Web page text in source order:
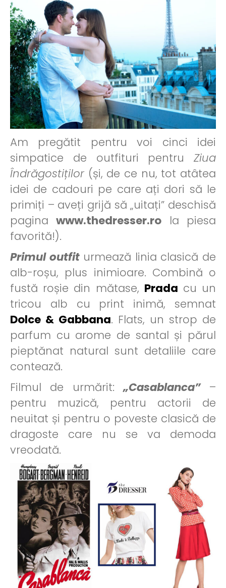
Am pregătit pentru voi cinci idei
simpatice de outfituri pentru Ziua
Îndrăgostiților (și, de ce nu, tot atâtea
idei de cadouri pe care ați dori să le
primiți – aveți grijă să „uitați” deschisă
paginawww.thedresser.ro la piesa
favorită!).
Primul outfiturmează linia clasică de
alb-roșu, plus inimioare. Combină o
fustă roșie din mătase, Prada cu un
tricou alb cu print inimă, semnat
Dolce & Gabbana. Flats, un strop de
parfum cu arome de santal și părul
pieptănat natural sunt detaliile care
contează.
Filmul de urmărit:„Casablanca”–
pentru muzică, pentru actorii de
neuitat și pentru o poveste clasică de
dragoste care nu se va demoda
vreodată.